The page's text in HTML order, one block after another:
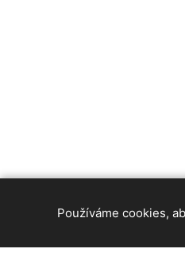
Používáme cookies,